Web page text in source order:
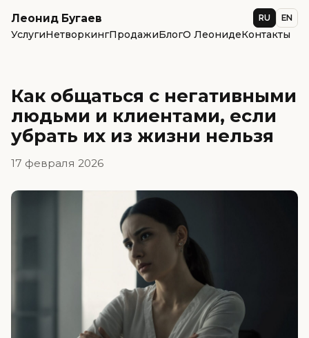
Леонид Бугаев
УслугиНетворкингПродажиБлогО ЛеонидеКонтакты
RU EN
Как общаться с негативными
людьми и клиентами, если
убрать их из жизни нельзя
17 февраля 2026